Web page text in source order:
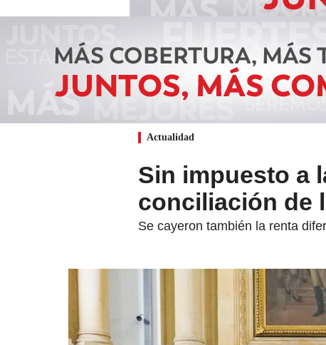
Actualidad
Sin impuesto a
conciliación de
Se cayeron también la renta